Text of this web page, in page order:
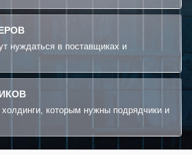
нуждаться в поставщиках и
которым нужны подрядчики и